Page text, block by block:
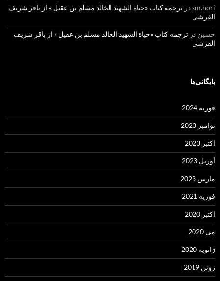
sm.noriدر ترجمه کتاب «حیاة الشهید الخالد مسلم بن عقیل » از باقر شریف
القرشی
حسین در ترجمه کتاب «حیاة الشهید الخالد مسلم بن عقیل » از باقر شریف
القرشی
بایگانی‌ها
فوریه 2024
نوامبر 2023
اکتبر 2023
آوریل 2023
مارس 2023
فوریه 2021
اکتبر 2020
می 2020
ژانویه 2020
ژوئن 2019